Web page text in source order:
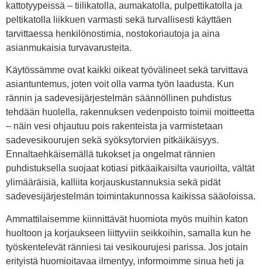
kattotyypeissä – tiilikatolla, aumakatolla, pulpettikatolla ja
peltikatolla liikkuen varmasti sekä turvallisesti käyttäen
tarvittaessa henkilönostimia, nostokoriautoja ja aina
asianmukaisia turvavarusteita.
Käytössämme ovat kaikki oikeat työvälineet sekä tarvittava
asiantuntemus, joten voit olla varma työn laadusta. Kun
rännin ja sadevesijärjestelmän säännöllinen puhdistus
tehdään huolella, rakennuksen vedenpoisto toimii moitteetta
– näin vesi ohjautuu pois rakenteista ja varmistetaan
sadevesikourujen sekä syöksytorvien pitkäikäisyys.
Ennaltaehkäisemällä tukokset ja ongelmat rännien
puhdistuksella suojaat kotiasi pitkäaikaisilta vaurioilta, vältät
ylimääräisiä, kalliita korjauskustannuksia sekä pidät
sadevesijärjestelmän toimintakunnossa kaikissa sääoloissa.
Ammattilaisemme kiinnittävät huomiota myös muihin katon
huoltoon ja korjaukseen liittyviin seikkoihin, samalla kun he
työskentelevät ränniesi tai vesikourujesi parissa. Jos jotain
erityistä huomioitavaa ilmentyy, informoimme sinua heti ja